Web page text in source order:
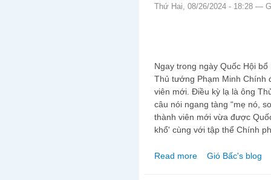
Thứ Hai, 08/26/2024 - 18:28 —
Ngay trong ngày Quốc Hội
Thủ tướng Phạm Minh Chính
viên mới. Điều kỳ lạ là ông
câu nói ngang tàng “mẹ nó,
thành viên mới vừa được
khổ' cùng với tập thể Chính
Read more about Liệu “tân chính
Gió Bấc's blog